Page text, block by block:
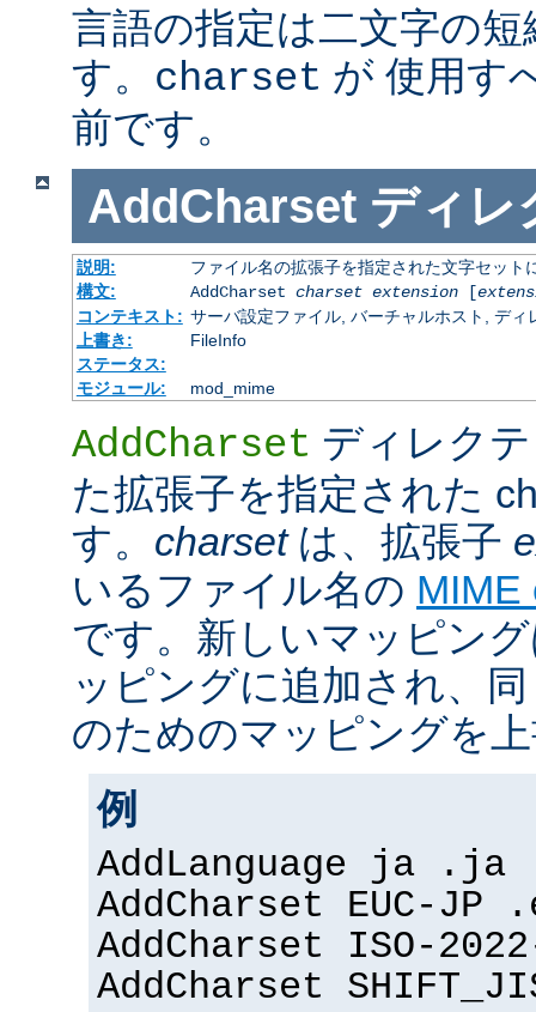
言語の指定は二文字の
す。 charset が 使用す
前です。
AddCharset ディレ
説明:
ファイル名の拡張子を指定された文字セット
構文:
AddCharset charset extension[
コンテキスト: サーバ設定ファイル, バーチャルホスト, ディ
上書き:
FileInfo
ステータス:
モジュール:
mod_mime
AddCharset ディレク
た拡張子を指定された
す。 charsetは、拡張子
いるファイル名の MIME
です。新しいマッピン
ッピングに追加され、
のためのマッピングを
例
AddLanguage ja .ja
AddCharset EUC-JP
AddCharset ISO-
AddCharset